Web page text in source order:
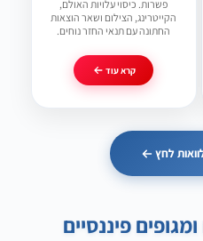
פשרות. כיסוי עלויות האולם,
הקייטרינג, הצילום ושאר הוצאות
החתונה עם תנאי החזר נוחים.
קרא עוד
לחץ
פיננסיים